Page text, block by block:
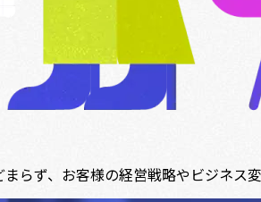
らず、お客様の経営戦略やビジネ